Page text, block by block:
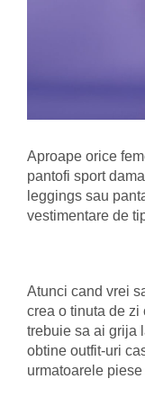
Aproape orice
pantofi sport
leggings sau
vestimentare de
Atunci cand vrei
crea o tinuta de zi
trebuie sa ai grija
obtine outfit-uri
urmatoarele